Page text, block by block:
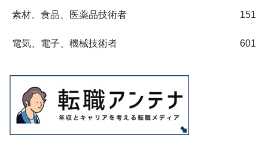
素材、食品、医薬品技術者 151
電気、電子、機械技術者 601